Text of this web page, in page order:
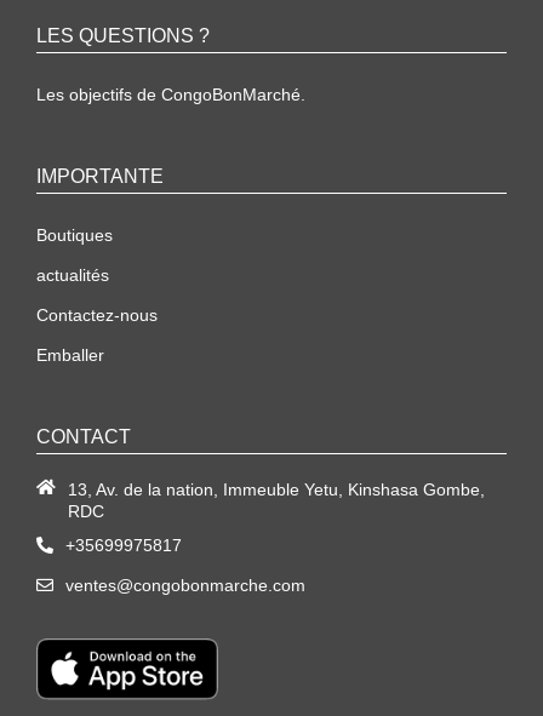
LES QUESTIONS ?
Les objectifs de CongoBonMarché.
IMPORTANTE
Boutiques
actualités
Contactez-nous
Emballer
CONTACT
13, Av. de la nation, Immeuble Yetu, Kinshasa Gombe,
RDC
+35699975817
ventes@congobonmarche.com